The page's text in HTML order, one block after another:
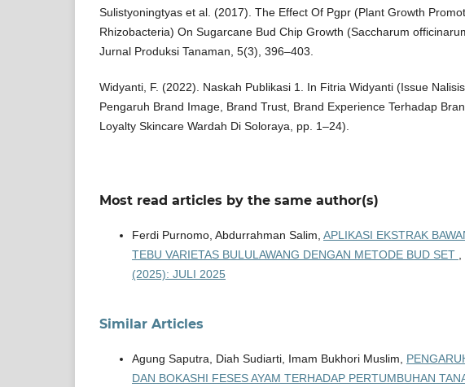
Sulistyoningtyas et al. (2017). The Effect Of Pgpr (Plant Growth
Rhizobacteria) On Sugarcane Bud Chip Growth (Saccharum
Jurnal Produksi Tanaman, 5(3), 396–403.
Widyanti, F. (2022). Naskah Publikasi 1. In Fitria Widyanti (Issue Nalisis
Pengaruh Brand Image, Brand Trust, Brand Experience Terhadap
Loyalty Skincare Wardah Di Soloraya, pp. 1–24).
Most read articles by the same author(s)
Ferdi Purnomo, Abdurrahman Salim, APLIKASI EKSTRAK
TEBU VARIETAS BULULAWANG DENGAN METODE BUD SET ,
(2025): JULI 2025
Similar Articles
Agung Saputra, Diah Sudiarti, Imam Bukhori Muslim,
DAN BOKASHI FESES AYAM TERHADAP PERTUMBUHAN